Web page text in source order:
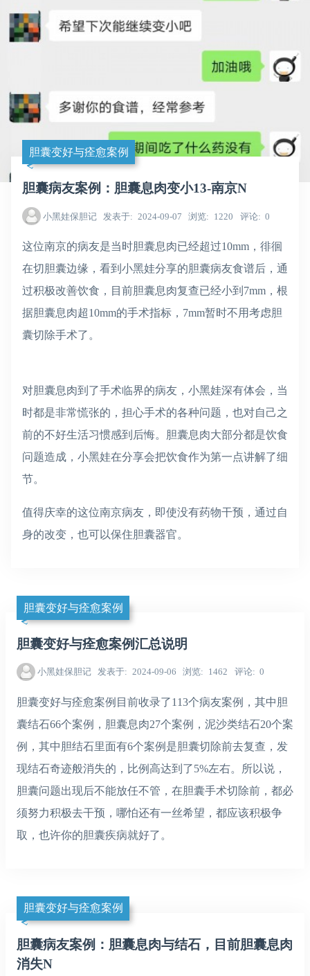
胆囊变好与痊愈案例
胆囊病友案例：胆囊息肉变小13-南京N
小黑娃保胆记 发表于 2024-09-07 浏览 1220 评论 0
这位南京的病友是当时胆囊息肉已经超过10mm，徘徊
在切胆囊边缘，看到小黑娃分享的胆囊病友食谱后，通
过积极改善饮食，目前胆囊息肉复查已经小到7mm，根
据胆囊息肉超10mm的手术指标，7mm暂时不用考虑胆
囊切除手术了。
对胆囊息肉到了手术临界的病友，小黑娃深有体会，当
时都是非常慌张的，担心手术的各种问题，也对自己之
前的不好生活习惯感到后悔。胆囊息肉大部分都是饮食
问题造成，小黑娃在分享会把饮食作为第一点讲解了细
节。
值得庆幸的这位南京病友，即使没有药物干预，通过自
身的改变，也可以保住胆囊器官。
胆囊变好与痊愈案例
胆囊变好与痊愈案例汇总说明
小黑娃保胆记 发表于 2024-09-06 浏览 1462 评论 0
胆囊变好与痊愈案例目前收录了113个病友案例，其中胆
囊结石66个案例，胆囊息肉27个案例，泥沙类结石20个案
例，其中胆结石里面有6个案例是胆囊切除前去复查，发
现结石奇迹般消失的，比例高达到了5%左右。所以说，
胆囊问题出现后不能放任不管，在胆囊手术切除前，都必
须努力积极去干预，哪怕还有一丝希望，都应该积极争
取，也许你的胆囊疾病就好了。
胆囊变好与痊愈案例
胆囊病友案例：胆囊息肉与结石，目前胆囊息肉
消失N